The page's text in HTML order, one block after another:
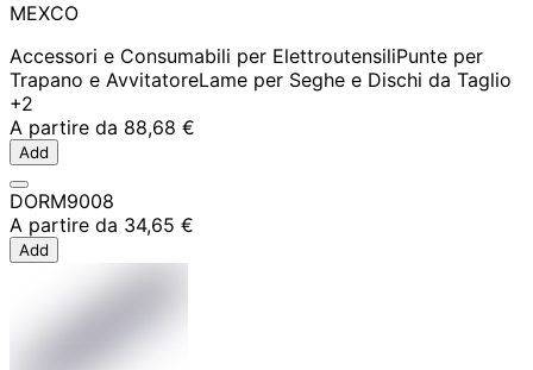
MEXCO
Accessori e Consumabili per ElettroutensiliPunte per
Trapano e AvvitatoreLame per Seghe e Dischi da Taglio
+2
A partire da 88,68 €
Add
DORM9008
A partire da 34,65 €
Add